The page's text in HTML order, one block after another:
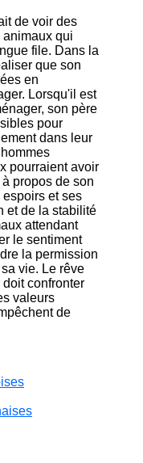
de voir des
animaux qui
file. Dans la
que son
en
Lorsqu'il est
son père
pour
dans leur
pourraient avoir
propos de son
et ses
et de la stabilité
attendant
le sentiment
la permission
vie. Le rêve
confronter
valeurs
de